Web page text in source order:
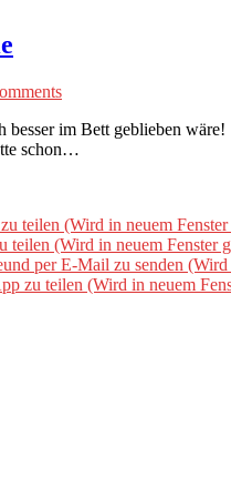
besser im Bett geblieben
schon…
teilen (Wird in neuem
teilen (Wird in neuem Fenster
per E-Mail zu senden
zu teilen (Wird in neuem